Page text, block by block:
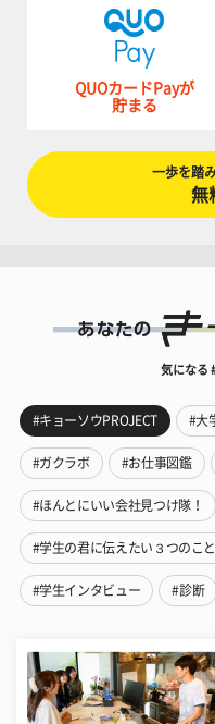
QUOカードPayが
貯まる
一歩を踏
無
気になる
#キョーソウPROJECT #大
#ガクラボ #お仕事図鑑
#ほんとにいい会社見つけ隊！
#学生の君に伝えたい３つのこと
#学生インタビュー #診断